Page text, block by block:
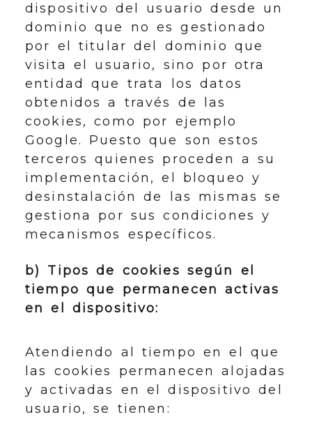
dispositivo del usuario desde un
dominio que no es gestionado
por el titular del dominio que
visita el usuario, sino por otra
entidad que trata los datos
obtenidos a través de las
cookies, como por ejemplo
Google. Puesto que son estos
terceros quienes proceden a su
implementación, el bloqueo y
desinstalación de las mismas se
gestiona por sus condiciones y
mecanismos específicos.
b) Tipos de cookies según el
tiempo que permanecen activas
en el dispositivo:
Atendiendo al tiempo en el que
las cookies permanecen alojadas
y activadas en el dispositivo del
usuario, se tienen: